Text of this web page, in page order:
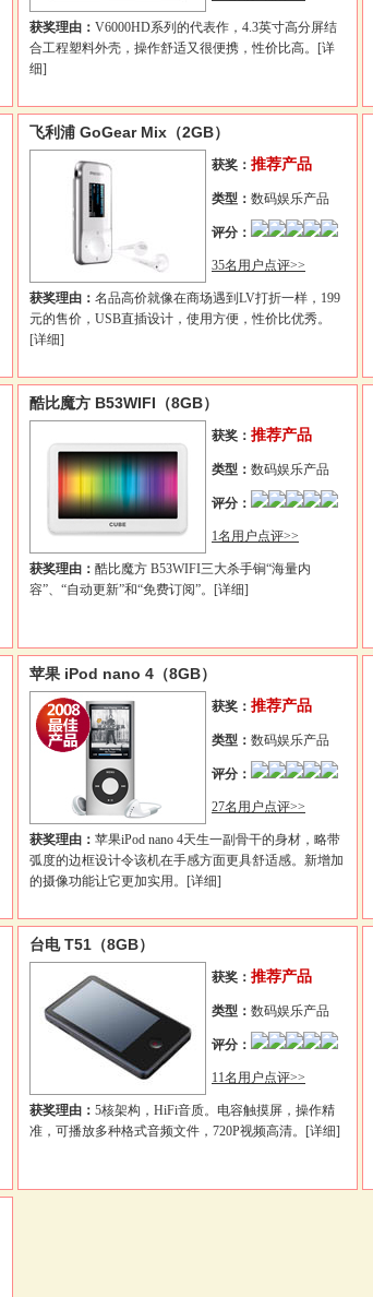
获奖理由： V6000HD系列的代表作，4.3英寸高分屏结
合工程塑料外壳，操作舒适又很便携，性价比高。 [详
细]
飞利浦 GoGear Mix（2GB）
获奖： 推荐产品
类型： 数码娱乐产品
评分：
35名用户点评>>
获奖理由： 名品高价就像在商场遇到LV打折一样，199
元的售价，USB直插设计，使用方便，性价比优秀。
[详细]
酷比魔方 B53WIFI（8GB）
获奖： 推荐产品
类型： 数码娱乐产品
评分：
1名用户点评>>
获奖理由： 酷比魔方 B53WIFI三大杀手锏“海量内
容”、“自动更新”和“免费订阅”。 [详细]
苹果 iPod nano 4（8GB）
获奖： 推荐产品
类型： 数码娱乐产品
评分：
27名用户点评>>
获奖理由： 苹果iPod nano 4天生一副骨干的身材，略带
弧度的边框设计令该机在手感方面更具舒适感。新增加
的摄像功能让它更加实用。 [详细]
台电 T51（8GB）
获奖： 推荐产品
类型： 数码娱乐产品
评分：
11名用户点评>>
获奖理由： 5核架构，HiFi音质。电容触摸屏，操作精
准，可播放多种格式音频文件，720P视频高清。 [详细]